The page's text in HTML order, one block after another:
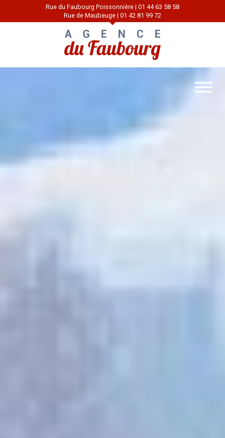
Rue du Faubourg Poissonnière | 01 44 63 58 58
Rue de Maubeuge | 01 42 81 99 72
Toggle